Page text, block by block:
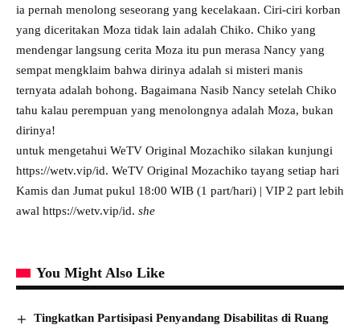
ia pernah menolong seseorang yang kecelakaan. Ciri-ciri korban
yang diceritakan Moza tidak lain adalah Chiko. Chiko yang
mendengar langsung cerita Moza itu pun merasa Nancy yang
sempat mengklaim bahwa dirinya adalah si misteri manis
ternyata adalah bohong. Bagaimana Nasib Nancy setelah Chiko
tahu kalau perempuan yang menolongnya adalah Moza, bukan
dirinya!
untuk mengetahui WeTV Original Mozachiko silakan kunjungi
https://wetv.vip/id. WeTV Original Mozachiko tayang setiap hari
Kamis dan Jumat pukul 18:00 WIB (1 part/hari) | VIP 2 part lebih
awal https://wetv.vip/id. she
You Might Also Like
Tingkatkan Partisipasi Penyandang Disabilitas di Ruang